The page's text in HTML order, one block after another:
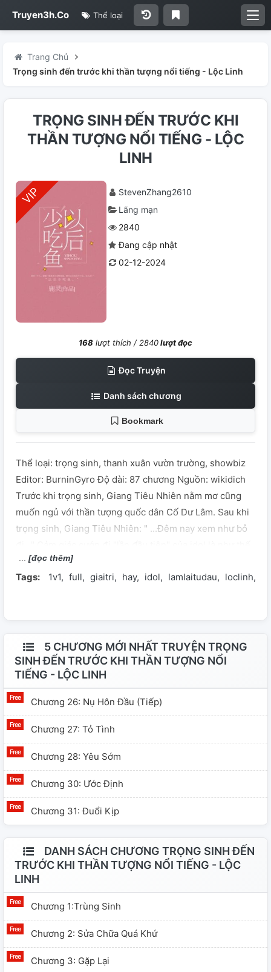
Truyen3h.Co Thể loại
Trang Chủ
Trọng sinh đến trước khi thần tượng nổi tiếng - Lộc Linh
TRỌNG SINH ĐẾN TRƯỚC KHI
THẦN TƯỢNG NỔI TIẾNG - LỘC
LINH
StevenZhang2610
Lãng mạn
2840
Đang cập nhật
02-12-2024
168 lượt thích /2840lượt đọc
Đọc Truyện
Danh sách chương
Bookmark
Thể loại: trọng sinh, thanh xuân vườn trường, showbiz
Editor: BurninGyro Độ dài: 87 chương Nguồn: wikidich
Trước khi trọng sinh, Giang Tiêu Nhiên nằm mơ cũng
muốn ngủ với thần tượng quốc dân Cố Dư Lâm. Sau khi
trọng sinh, Giang Tiêu Nhiên: " ...Đêm nay xem như bỏ
nào? Cảm giác tự tay bản thân nâng thần tượng lên đỉnh
cao ra sao? Tự tay phá bỏ tất cả những lịch sử đen tối
ngông cuồng? Giang Tiêu Nhiên mỉm cười: Không tồn
tại! Cố Dư Lâm: Không đánh nhau cũng được, nhưng
đêm nay em phải kèm anh học, em phải cùng anh tiến
bộ! Một tiếng sau về đến nhà, anh hung hăng đè cô vào
cửa, giọng phúc hắc: - Anh quên mất, tối nay không có
giờ dạy kèm. ~~~~~ "Bàn tay vàng" nữ chủ nam chủ đa
tài đa nghệ. 1v1, song xử, khúc đầu là giai đoạn vườn
trường ,khúc sau là giới giải trí, sủng ngọt level max,
một bát tâm hồn thiếu nữ đầy hự ～ 谢谢
[đọc thêm]
Tags: 1v1 full giaitri hay idol lamlaitudau loclinh
5 CHƯƠNG MỚI NHẤT TRUYỆN TRỌNG
SINH ĐẾN TRƯỚC KHI THẦN TƯỢNG NỔI
TIẾNG - LỘC LINH
Chương 26: Nụ Hôn Đầu (tiếp)
Chương 27: Tỏ Tình
Chương 28: Yêu Sớm
Chương 30: Ước Định
Chương 31: Đuổi Kịp
DANH SÁCH CHƯƠNG TRỌNG SINH ĐẾN
TRƯỚC KHI THẦN TƯỢNG NỔI TIẾNG - LỘC
LINH
Chương 1:Trùng Sinh
Chương 2: Sửa Chữa Quá Khứ
Chương 3: Gặp Lại